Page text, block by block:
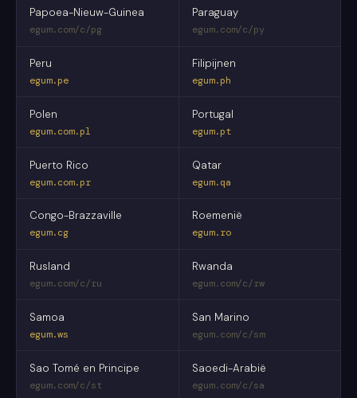
Papoea-Nieuw-Guinea
egum.com/c/pg
Paraguay
egum.com/c/py
Peru
egum.pe
Filipijnen
egum.ph
Polen
egum.com.pl
Portugal
egum.pt
Puerto Rico
egum.com.pr
Qatar
egum.qa
Congo-Brazzaville
egum.cg
Roemenië
egum.ro
Rusland
egum.com/c/ru
Rwanda
egum.com/c/rw
Samoa
egum.ws
San Marino
egum.com/c/sm
Sao Tomé en Principe
egum.com/c/st
Saoedi-Arabië
egum.com/c/sa